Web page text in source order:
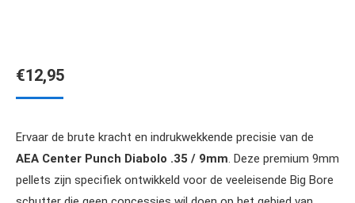
€12,95
Ervaar de brute kracht en indrukwekkende precisie van de
AEA Center Punch Diabolo .35 / 9mm. Deze premium 9mm
pellets zijn specifiek ontwikkeld voor de veeleisende Big Bore